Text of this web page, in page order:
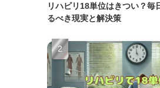
リハビリ18単位はきつい？毎
るべき現実と解決策